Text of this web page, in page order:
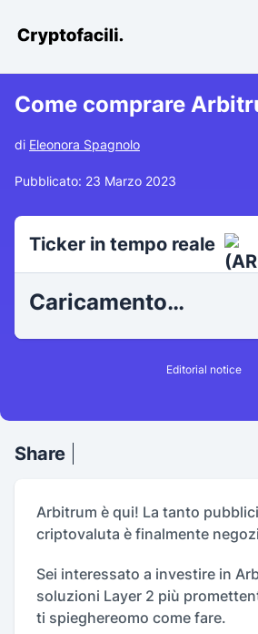
Cryptofacili.com
Come comprare
di Eleonora Spagnolo
Pubblicato: 23 Marzo 2023
Ticker in tempo reale
Caricamento…
Editorial notice
Share
Arbitrum è qui! La tanto
criptovaluta è finalmente
Sei interessato a investire in
soluzioni Layer 2 più
ti spieghereomo come fare.